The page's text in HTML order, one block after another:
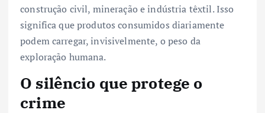
construção civil, mineração e indústria têxtil. Isso
significa que produtos consumidos diariamente
podem carregar, invisivelmente, o peso da
exploração humana.
O silêncio que protege o
crime